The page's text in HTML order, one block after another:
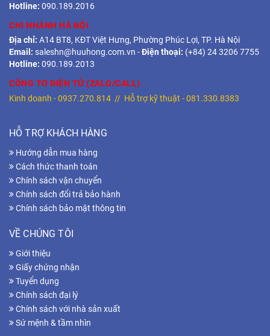
Hotline: 090.189.2016
CHI NHÁNH HÀ NỘI
Địa chỉ: A14 BT8, KĐT Việt Hưng, Phường Phúc Lợi, TP. Hà Nội
Email: saleshn@huuhong.com.vn -Điện thoại: (+84) 24 3206 7755
Hotline: 090.189.2013
CÔNG TƠ ĐIỆN TỬ (ZALO/CALL)
Kinh doanh -0937.270.814 // Hỗ trợ kỹ thuật -081.330.8383
HỖ TRỢ KHÁCH HÀNG
Hướng dẫn mua hàng
Cách thức thanh toán
Chính sách vận chuyển
Chính sách đổi trả bảo hành
Chính sách bảo mật thông tin
VỀ CHÚNG TÔI
Giới thiệu
Giấy chứng nhận
Tuyển dụng
Chính sách đại lý
Chính sách với nhà sản xuất
Sứ mệnh & tầm nhìn